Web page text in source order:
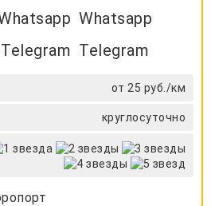
Whatsapp
Telegram
от 25 руб./км
круглосуточно